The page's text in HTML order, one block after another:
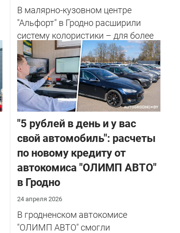
В малярно-кузовном центре
"Альфорт" в Гродно расширили
систему колористики – для более
точного подбора оттенков доп...
"5 рублей в день и у вас
свой автомобиль": расчеты
по новому кредиту от
автокомиса "ОЛИМП АВТО"
в Гродно
24 апреля 2026
В гродненском автокомисе
"ОЛИМП АВТО" смогли